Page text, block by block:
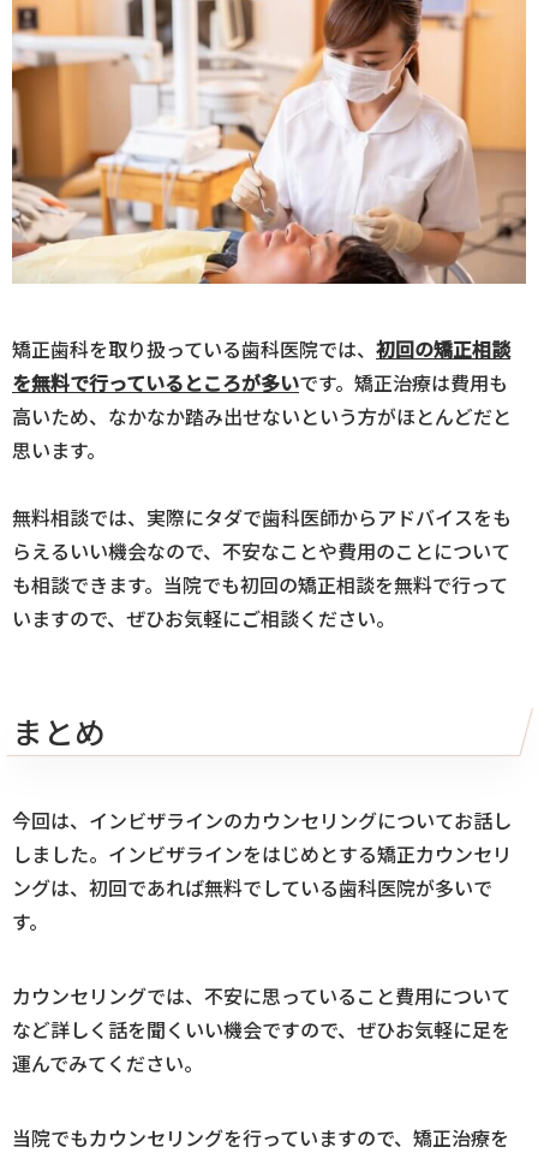
矯正歯科を取り扱っている歯科医院では、 初回の矯正相談
を無料で行っているところが多いです。矯正治療は費用も
高いため、なかなか踏み出せないという方がほとんどだと
思います。
無料相談では、実際にタダで歯科医師からアドバイスをも
らえるいい機会なので、不安なことや費用のことについて
も相談できます。当院でも初回の矯正相談を無料で行って
いますので、ぜひお気軽にご相談ください。
まとめ
今回は、インビザラインのカウンセリングについてお話し
しました。インビザラインをはじめとする矯正カウンセリ
ングは、初回であれば無料でしている歯科医院が多いで
す。
カウンセリングでは、不安に思っていること費用について
など詳しく話を聞くいい機会ですので、ぜひお気軽に足を
運んでみてください。
当院でもカウンセリングを行っていますので、矯正治療を